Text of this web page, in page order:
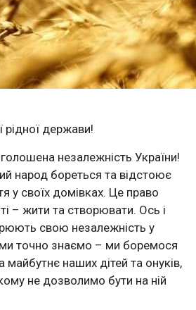
рідної держави!
незалежність України!
народ бореться та відстоює
у своїх домівках. Це право
– жити та створювати. Ось і
свою незалежність у
точно знаємо – ми боремося
наших дітей та онуків,
не дозволимо бути на ній